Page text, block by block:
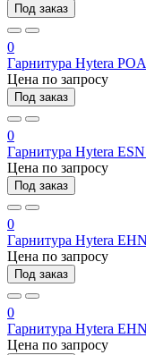
Под заказ
0
Гарнитура Hytera
Цена по запросу
Под заказ
0
Гарнитура Hytera
Цена по запросу
Под заказ
0
Гарнитура Hytera
Цена по запросу
Под заказ
0
Гарнитура Hytera
Цена по запросу